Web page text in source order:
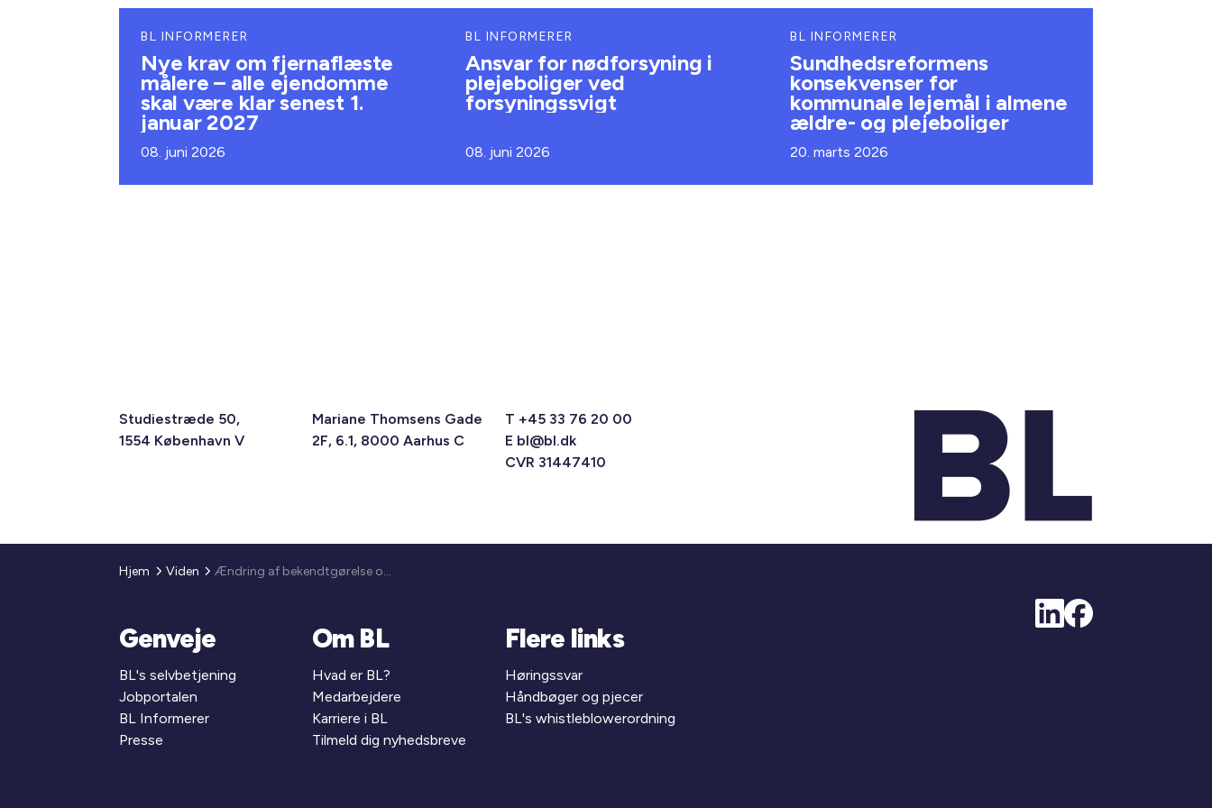
BL INFORMERER
Nye krav om fjernaflæste
målere – alle ejendomme
skal være klar senest 1.
januar 2027
08. juni 2026
BL INFORMERER
Ansvar for nødforsyning i
plejeboliger ved
forsyningssvigt
08. juni 2026
BL INFORMERER
Sundhedsreformens
konsekvenser for
kommunale lejemål i almene
ældre- og plejeboliger
20. marts 2026
Studiestræde 50,
1554 København V
Mariane Thomsens Gade
2F, 6.1, 8000 Aarhus C
T +45 33 76 20 00
E bl@bl.dk
CVR 31447410
Hjem Viden Ændring af bekendtgørelse om støtte til almene boliger m.v. samt ny vejledning om samlet udbud
Genveje
BL's selvbetjening
Jobportalen
BL Informerer
Presse
Om BL
Hvad er BL?
Medarbejdere
Karriere i BL
Tilmeld dig nyhedsbreve
Flere links
Høringssvar
Håndbøger og pjecer
BL's whistleblowerordning